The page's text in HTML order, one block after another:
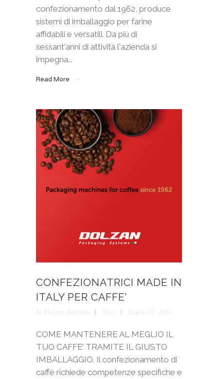
confezionamento dal 1962, produce
sistemi di imballaggio per farine
affidabili e versatili. Da più di
sessant'anni di attività l'azienda si
impegna...
Read More
CONFEZIONATRICI MADE IN
ITALY PER CAFFE’
by Dolzan_Impianti News Luglio 26, 2024
COME MANTENERE AL MEGLIO IL
TUO CAFFE’ TRAMITE IL GIUSTO
IMBALLAGGIO. Il confezionamento di
caffè richiede competenze specifiche e